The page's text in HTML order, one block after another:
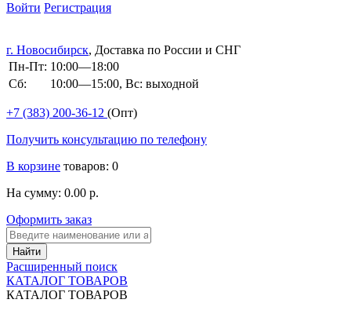
Войти Регистрация
г. Новосибирск, Доставка по России и СНГ
Пн-Пт: 10:00—18:00
Сб:
10:00—15:00, Вс: выходной
+7 (383) 200-36-12 (Опт)
Получить консультацию по телефону
В корзине товаров: 0
На сумму: 0.00 р.
Оформить заказ
Расширенный поиск
КАТАЛОГ ТОВАРОВ
КАТАЛОГ ТОВАРОВ